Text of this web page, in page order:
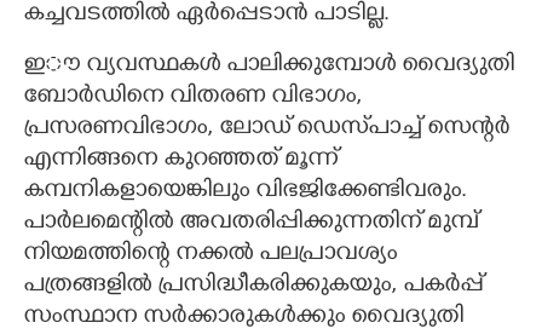
കച്ചവടത്തിൽ ഏർപ്പെടാൻ പാടില്ല.
ഇൗ വ്യവസ്ഥകൾ പാലിക്കുമ്പോൾ വൈദ്യുതി
ബോർഡിനെ വിതരണ വിഭാഗം,
പ്രസരണവിഭാഗം, ലോഡ് ഡെസ്‌പാച്ച് സെന്റർ
എന്നിങ്ങനെ കുറഞ്ഞത് മൂന്ന്
കമ്പനികളായെങ്കിലും വിഭജിക്കേണ്ടിവരും.
പാർലമെന്റിൽ അവതരിപ്പിക്കുന്നതിന് മുമ്പ്
നിയമത്തിന്റെ നക്കൽ പലപ്രാവശ്യം
പത്രങ്ങളിൽ പ്രസിദ്ധീകരിക്കുകയും, പകർപ്പ്
സംസ്ഥാന സർക്കാരുകൾക്കും വൈദ്യുതി